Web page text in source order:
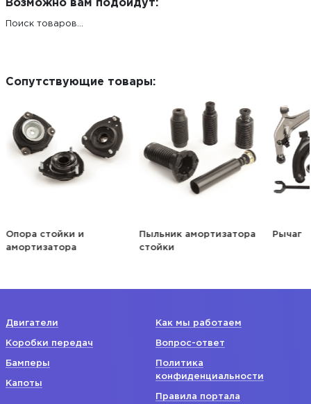
Возможно вам подойдут:
Поиск товаров...
Сопутствующие товары:
Опора стойки и
амортизатора
Пыльник амортизатора
стойки
Рычаг
Двигатели
Коробки передач
Бамперы
Капоты
Как мы работаем
Вопрос-ответ
Политика
конфиденциальности
Правила портала